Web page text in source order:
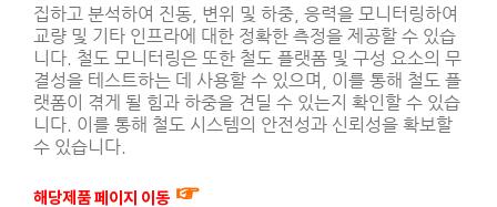
집하고 분석하여 진동, 변위 및 하중, 응력을 모니터링하여
교량 및 기타 인프라에 대한 정확한 측정을 제공할 수 있습
니다. 철도 모니터링은 또한 철도 플랫폼 및 구성 요소의 무
결성을 테스트하는 데 사용할 수 있으며, 이를 통해 철도 플
랫폼이 겪게 될 힘과 하중을 견딜 수 있는지 확인할 수 있습
니다. 이를 통해 철도 시스템의 안전성과 신뢰성을 확보할
수 있습니다.
해당제품 페이지 이동 ☞